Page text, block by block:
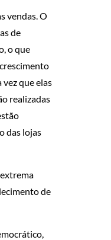
vendas. O
de
o que
que elas
realizadas
das lojas
de